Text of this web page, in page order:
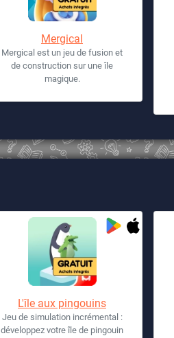
Mergical
Mergical est un jeu de fusion et
de construction sur une île
magique.
L'île aux pingouins
Jeu de simulation incrémental :
développez votre île de pingouin